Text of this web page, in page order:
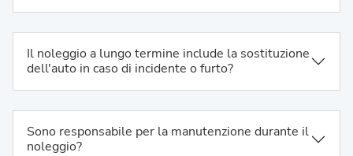
Il noleggio a lungo termine include la sostituzione
dell'auto in caso di incidente o furto?
Sono responsabile per la manutenzione durante il
noleggio?